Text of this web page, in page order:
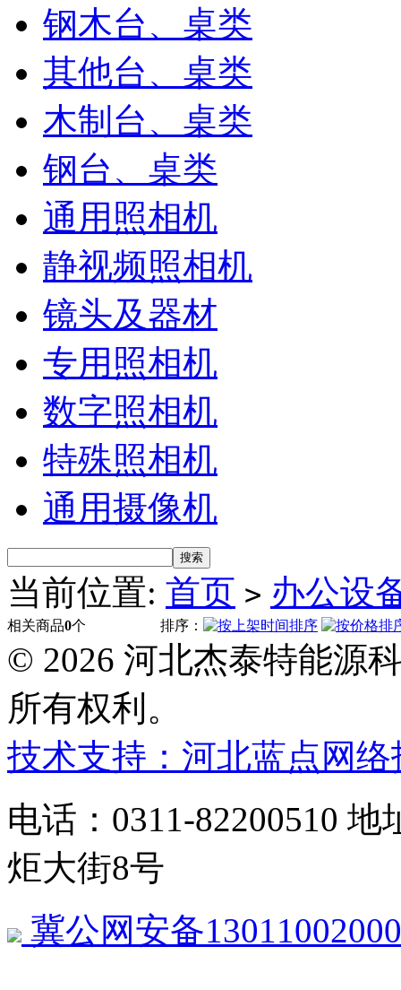
钢木台、桌类
其他台、桌类
木制台、桌类
钢台、桌类
通用照相机
静视频照相机
镜头及器材
专用照相机
数字照相机
特殊照相机
通用摄像机
当前位置: 首页 > 办公设
相关商品0个 排序：
© 2026 河北杰泰特能源
所有权利。
技术支持：河北蓝点网
电话：0311-82200510
炬大街8号
冀公网安备